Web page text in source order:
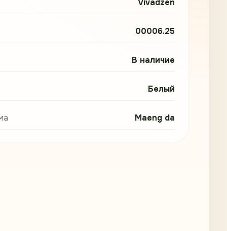
Vivadzen
00006.25
В наличие
Белый
Maeng da